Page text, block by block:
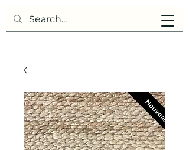
Points de Suture